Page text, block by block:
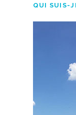
QUI SUIS-